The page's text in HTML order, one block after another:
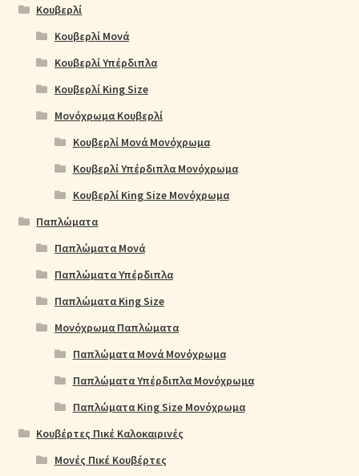
Κουβερλί
Κουβερλί Μονά
Κουβερλί Υπέρδιπλα
Κουβερλί King Size
Μονόχρωμα Κουβερλί
Κουβερλί Μονά Μονόχρωμα
Κουβερλί Υπέρδιπλα Μονόχρωμα
Κουβερλί King Size Μονόχρωμα
Παπλώματα
Παπλώματα Μονά
Παπλώματα Υπέρδιπλα
Παπλώματα King Size
Μονόχρωμα Παπλώματα
Παπλώματα Μονά Μονόχρωμα
Παπλώματα Υπέρδιπλα Μονόχρωμα
Παπλώματα King Size Μονόχρωμα
Κουβέρτες Πικέ Καλοκαιρινές
Μονές Πικέ Κουβέρτες